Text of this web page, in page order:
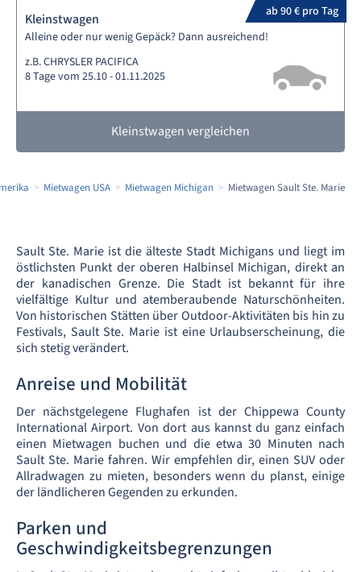
ab 90 € pro Tag
Kleinstwagen
Alleine oder nur wenig Gepäck? Dann ausreichend!
z.B. CHRYSLER PACIFICA
8 Tage vom 25.10 - 01.11.2025
Kleinstwagen vergleichen
Mietwagen USA Mietwagen Michigan Mietwagen Sault Ste. Marie
Sault Ste. Marie ist die älteste Stadt Michigans und liegt im
östlichsten Punkt der oberen Halbinsel Michigan, direkt an
der kanadischen Grenze. Die Stadt ist bekannt für ihre
vielfältige Kultur und atemberaubende Naturschönheiten.
Von historischen Stätten über Outdoor-Aktivitäten bis hin zu
Festivals, Sault Ste. Marie ist eine Urlaubserscheinung, die
sich stetig verändert.
Anreise und Mobilität
Der nächstgelegene Flughafen ist der Chippewa County
International Airport. Von dort aus kannst du ganz einfach
einen Mietwagen buchen und die etwa 30 Minuten nach
Sault Ste. Marie fahren. Wir empfehlen dir, einen SUV oder
Allradwagen zu mieten, besonders wenn du planst, einige
der ländlicheren Gegenden zu erkunden.
Parken und
Geschwindigkeitsbegrenzungen